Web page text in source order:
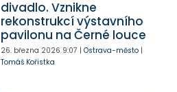
divadlo. Vznikne
rekonstrukcí výstavního
pavilonu na Černé louce
26. března 2026 9:07 | Ostrava-město|
Tomáš Kořistka